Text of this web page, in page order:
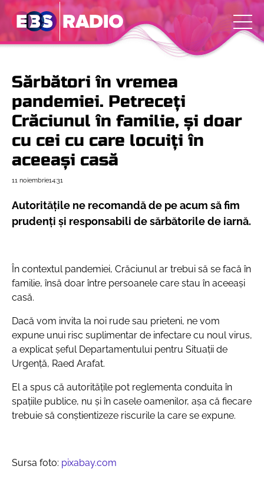
Sărbători în vremea
pandemiei. Petreceți
Crăciunul în familie, și doar
cu cei cu care locuiți în
aceeași casă
11 noiembrie14:31
Autoritățile ne recomandă de pe acum să fim
prudenți și responsabili de sărbătorile de iarnă.
În contextul pandemiei, Crăciunul ar trebui să se facă în
familie, însă doar între persoanele care stau în aceeași
casă.
Dacă vom invita la noi rude sau prieteni, ne vom
expune unui risc suplimentar de infectare cu noul virus,
a explicat șeful Departamentului pentru Situații de
Urgență, Raed Arafat.
El a spus că autorităţile pot reglementa conduita în
spaţiile publice, nu şi în casele oamenilor, așa că fiecare
trebuie să conștientizeze riscurile la care se expune.
Sursa foto: pixabay.com